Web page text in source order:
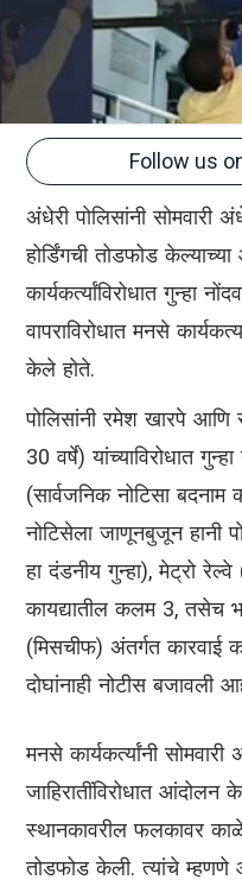
Follow us
अंधेरी पोलिसांनी सोमवारी
होर्डिंगची तोडफोड
कार्यकर्त्यांविरोधात गुन्हा
वापराविरोधात मनसे
केले होते.
पोलिसांनी रमेश खारपे आणि
30 वर्षे) यांच्याविरोधात
(सार्वजनिक नोटिसा
नोटिसेला जाणूनबुजून हानी
हा दंडनीय गुन्हा), मेट्रो
कायद्यातील कलम 3, तसेच
(मिसचीफ) अंतर्गत कारवाई
दोघांनाही नोटीस बजावली
मनसे कार्यकर्त्यांनी
जाहिरातींविरोधात आंदोलन
स्थानकावरील फलकावर
तोडफोड केली. त्यांचे म्हणणे